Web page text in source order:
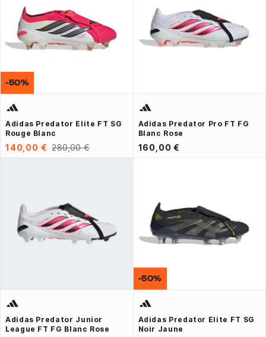
Adidas Predator Elite FT SG
Rouge Blanc
140,00 € 280,00 €
-50%
Adidas Predator Pro FT FG
Blanc Rose
160,00 €
Adidas Predator Junior
League FT FG Blanc Rose
Adidas Predator Elite FT SG
Noir Jaune
-50%